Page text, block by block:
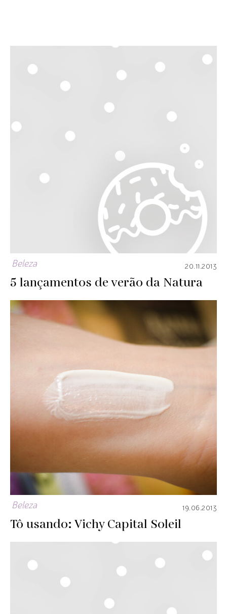
Beleza 20.11.2013
5 lançamentos de verão da Natura
Beleza 19.06.2013
Tô usando: Vichy Capital Soleil